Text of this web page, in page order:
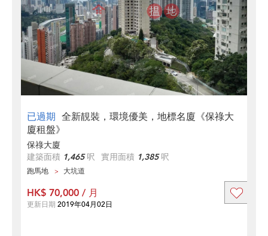
已過期 全新靚裝，環境優美，地標名廈《保祿大
廈租盤》
保祿大廈
建築面積 1,465呎 實用面積 1,385呎
跑馬地 大坑道
HK$ 70,000 / 月
更新日期 2019年04月02日